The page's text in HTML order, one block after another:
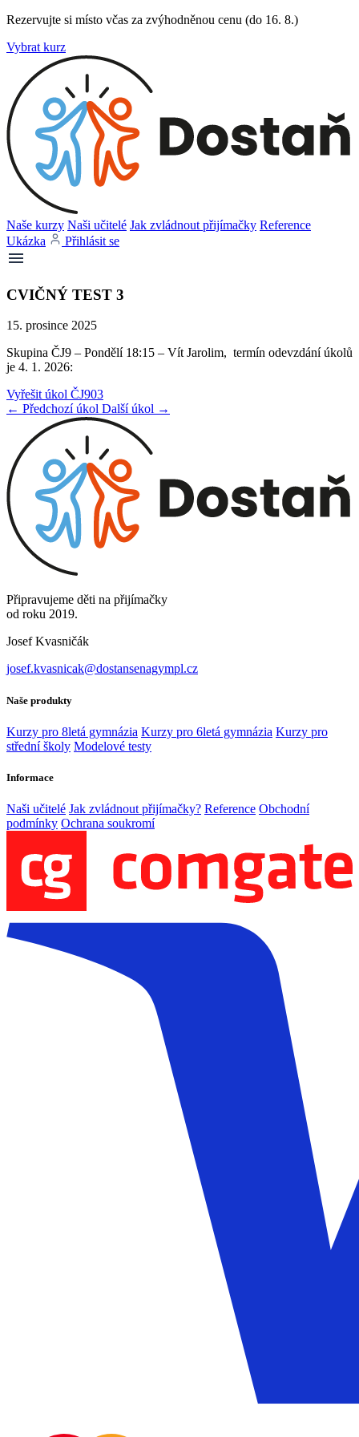
Rezervujte si místo včas za zvýhodněnou cenu (do 16. 8.)
Vybrat kurz
Naše kurzy Naši učitelé Jak zvládnout přijímačky Reference
Ukázka
Přihlásit se
CVIČNÝ TEST 3
15. prosince 2025
Skupina ČJ9 – Pondělí 18:15 – Vít Jarolim, termín odevzdání úkolů
je 4. 1. 2026:
Vyřešit úkol ČJ903
← Předchozí úkol Další úkol →
Připravujeme děti na přijímačky
od roku 2019.
Josef Kvasničák
josef.kvasnicak@dostansenagympl.cz
Naše produkty
Kurzy pro 8letá gymnázia Kurzy pro 6letá gymnázia Kurzy pro
střední školy Modelové testy
Informace
Naši učitelé Jak zvládnout přijímačky? Reference Obchodní
podmínky Ochrana soukromí